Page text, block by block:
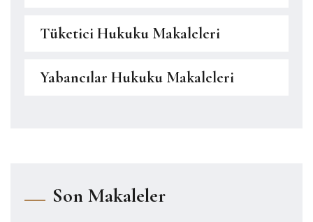
Tüketici Hukuku Makaleleri
Yabancılar Hukuku Makaleleri
Son Makaleler